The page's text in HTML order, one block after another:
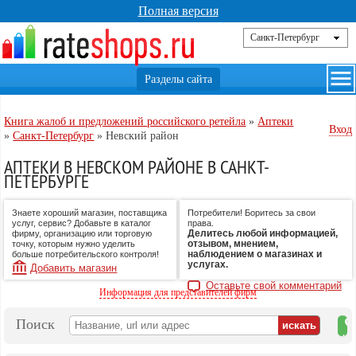
Полная версия
Книга жалоб и предложений российского ретейла »Аптеки
»Санкт-Петербург »Невский район
Вход
АПТЕКИ В НЕВСКОМ РАЙОНЕ В САНКТ-
ПЕТЕРБУРГЕ
Знаете хороший магазин, поставщика
услуг, сервис? Добавьте в каталог
фирму, организацию или торговую
точку, которым нужно уделить
больше потребительского контроля!
Добавить магазин
Потребители! Боритесь за свои
права.
Делитесь любой информацией,
отзывом, мнением,
наблюдением о магазинах и
услугах.
Оставьте свой комментарий
Информация для представителей фирм
Поиск
на